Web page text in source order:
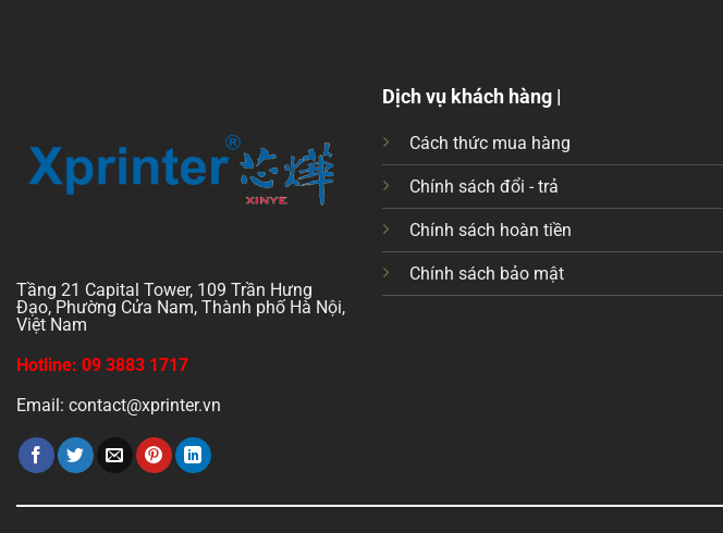
Tầng 21 Capital Tower, 109 Trần Hưng
Đạo, Phường Cửa Nam, Thành phố Hà Nội,
Việt Nam
Hotline: 09 3883 1717
Email: contact@xprinter.vn
Dịch vụ khách hàng |
Cách thức mua hàng
Chính sách đổi - trả
Chính sách hoàn tiền
Chính sách bảo mật